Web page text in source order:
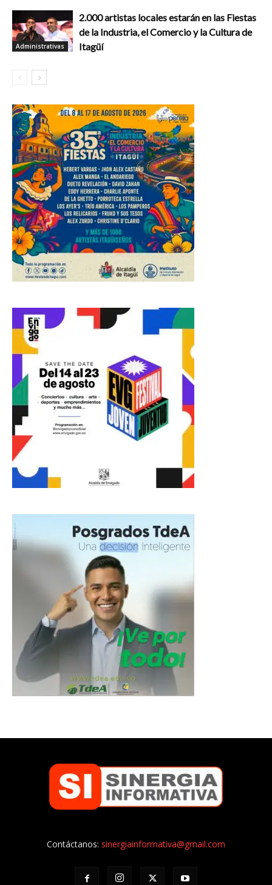
Administrativas
2.000 artistas locales estarán en las Fiestas
de la Industria, el Comercio y la Cultura de
Itagüí
Contáctanos: sinergiainformativa@gmail.com